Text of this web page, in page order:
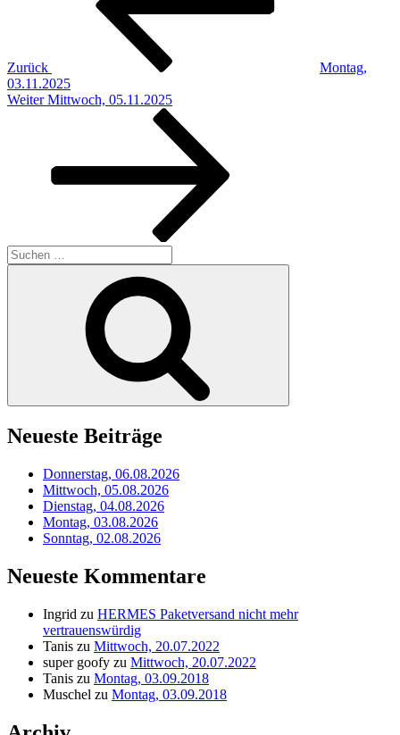
Zurück
Montag,
03.11.2025
Nächster
Weiter Mittwoch, 05.11.2025
Suchen
nach:
Neueste Beiträge
Donnerstag, 06.08.2026
Mittwoch, 05.08.2026
Dienstag, 04.08.2026
Montag, 03.08.2026
Sonntag, 02.08.2026
Neueste Kommentare
Ingrid zu HERMES Paketversand nicht mehr
vertrauenswürdig
Tanis zu Mittwoch, 20.07.2022
super goofy zu Mittwoch, 20.07.2022
Tanis zu Montag, 03.09.2018
Muschel zu Montag, 03.09.2018